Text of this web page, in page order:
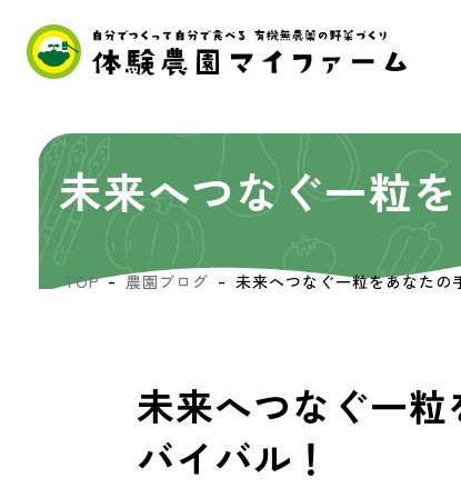
未来へつなぐ一粒
TOP 農園ブログ 未来へつなぐ一粒をあなたの
未来へつなぐ一
バイバル！